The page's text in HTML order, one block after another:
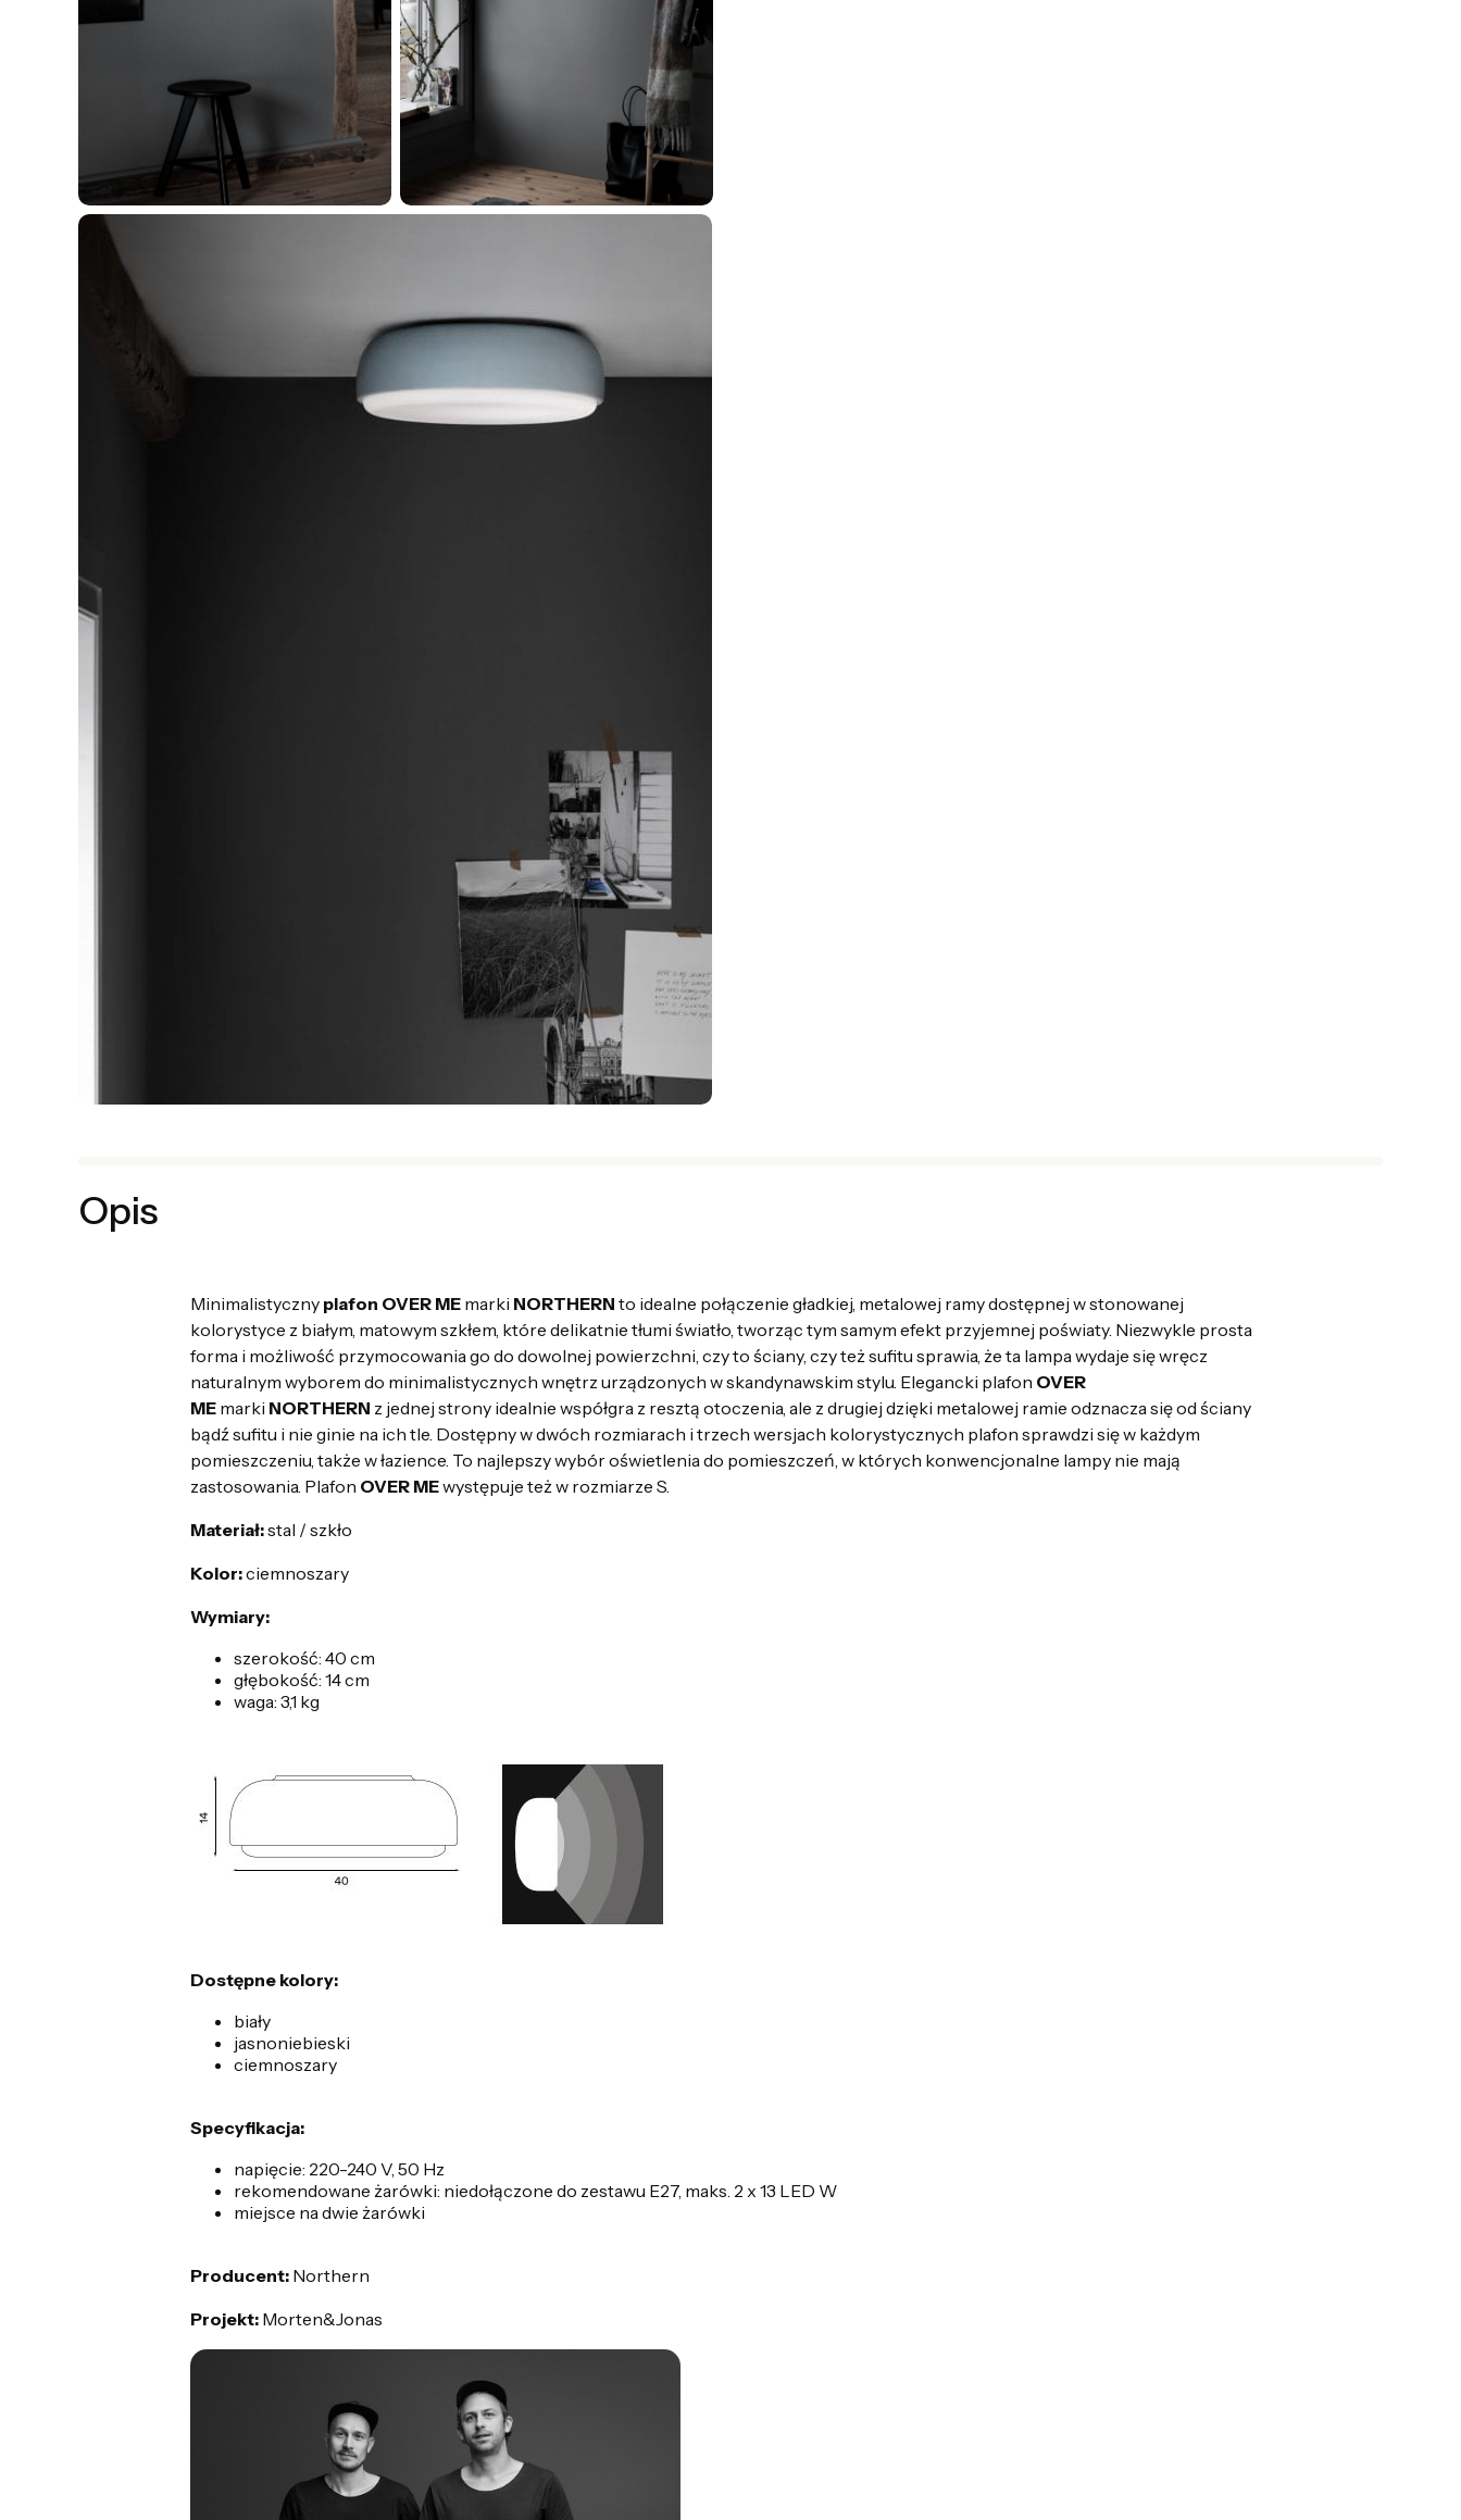
Opis
Minimalistyczny plafon OVER MEmarki NORTHERN to idealne połączenie gładkiej, metalowej ramy dostępnej w stonowanej
kolorystyce z białym, matowym szkłem, które delikatnie tłumi światło, tworząc tym samym efekt przyjemnej poświaty. Niezwykle prosta
forma i możliwość przymocowania go do dowolnej powierzchni, czy to ściany, czy też sufitu sprawia, że ta lampa wydaje się wręcz
naturalnym wyborem do minimalistycznych wnętrz urządzonych w skandynawskim stylu. Elegancki plafon OVER
MEmarki NORTHERN z jednej strony idealnie współgra z resztą otoczenia, ale z drugiej dzięki metalowej ramie odznacza się od ściany
bądź sufitu i nie ginie na ich tle. Dostępny w dwóch rozmiarach i trzech wersjach kolorystycznych plafon sprawdzi się w każdym
pomieszczeniu, także w łazience. To najlepszy wybór oświetlenia do pomieszczeń, w których konwencjonalne lampy nie mają
zastosowania. Plafon OVER MEwystępuje też w rozmiarze S.
Materiał:stal / szkło
Kolor:ciemnoszary
Wymiary:
szerokość: 40 cm
głębokość: 14 cm
waga: 3,1 kg
Dostępne kolory:
biały
jasnoniebieski
ciemnoszary
Specyfikacja:
napięcie: 220-240 V, 50 Hz
rekomendowane żarówki: niedołączone do zestawu E27, maks. 2 x 13 LED W
miejsce na dwie żarówki
Producent:Northern
Projekt:Morten&Jonas